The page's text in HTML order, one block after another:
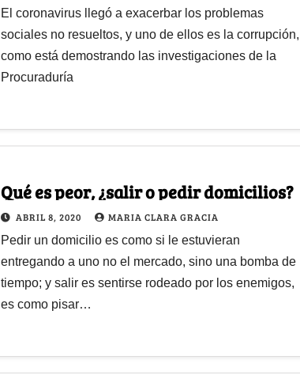
El coronavirus llegó a exacerbar los problemas
sociales no resueltos, y uno de ellos es la corrupción,
como está demostrando las investigaciones de la
Procuraduría
Qué es peor, ¿salir o pedir domicilios?
ABRIL 8, 2020 MARIA CLARA GRACIA
Pedir un domicilio es como si le estuvieran
entregando a uno no el mercado, sino una bomba de
tiempo; y salir es sentirse rodeado por los enemigos,
es como pisar…